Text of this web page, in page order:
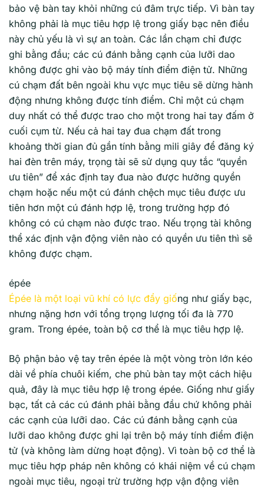
bảo vệ bàn tay khỏi những cú đâm trực tiếp. Vì bàn tay
không phải là mục tiêu hợp lệ trong giấy bạc nên điều
này chủ yếu là vì sự an toàn. Các lần chạm chỉ được
ghi bằng đầu; các cú đánh bằng cạnh của lưỡi dao
không được ghi vào bộ máy tính điểm điện tử. Những
cú chạm đất bên ngoài khu vực mục tiêu sẽ dừng hành
động nhưng không được tính điểm. Chỉ một cú chạm
duy nhất có thể được trao cho một trong hai tay đấm ở
cuối cụm từ. Nếu cả hai tay đua chạm đất trong
khoảng thời gian đủ gần tính bằng mili giây để đăng ký
hai đèn trên máy, trọng tài sẽ sử dụng quy tắc “quyền
ưu tiên” để xác định tay đua nào được hưởng quyền
chạm hoặc nếu một cú đánh chệch mục tiêu được ưu
tiên hơn một cú đánh hợp lệ, trong trường hợp đó
không có cú chạm nào được trao. Nếu trọng tài không
thể xác định vận động viên nào có quyền ưu tiên thì sẽ
không được chạm.
épée
Épée là một loại vũ khí có lực đẩy giống như giấy bạc,
nhưng nặng hơn với tổng trọng lượng tối đa là 770
gram. Trong épée, toàn bộ cơ thể là mục tiêu hợp lệ.
Bộ phận bảo vệ tay trên épée là một vòng tròn lớn kéo
dài về phía chuôi kiếm, che phủ bàn tay một cách hiệu
quả, đây là mục tiêu hợp lệ trong épée. Giống như giấy
bạc, tất cả các cú đánh phải bằng đầu chứ không phải
các cạnh của lưỡi dao. Các cú đánh bằng cạnh của
lưỡi dao không được ghi lại trên bộ máy tính điểm điện
tử (và không làm dừng hoạt động). Vì toàn bộ cơ thể là
mục tiêu hợp pháp nên không có khái niệm về cú chạm
ngoài mục tiêu, ngoại trừ trường hợp vận động viên